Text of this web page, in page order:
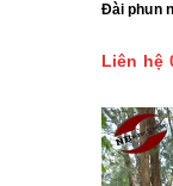
Đài phun
Liên hệ